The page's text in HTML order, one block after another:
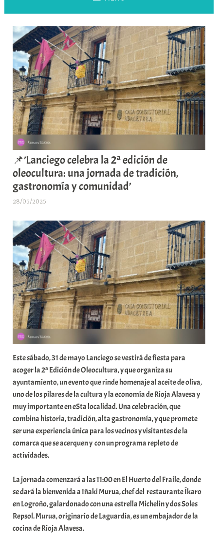
📌’Lanciego celebra la 2ª edición de
oleocultura: una jornada de tradición,
gastronomía y comunidad’
28/05/2025
a
b
a
r
r
i
o
K
o
m
u
n
i
t
a
a
Este sábado, 31 de mayo Lanciego se vestirá de fiesta para
acoger la 2ª Edición de Oleocultura, y que organiza su
ayuntamiento, un evento que rinde homenaje al aceite de oliva,
uno de los pilares de la cultura y la economía de Rioja Alavesa y
muy importante en eSta localidad. Una celebración, que
combina historia, tradición, alta gastronomía, y que promete
ser una experiencia única para los vecinos y visitantes de la
comarca que se acerquen y con un programa repleto de
actividades.
La jornada comenzará a las 11:00 en El Huerto del Fraile, donde
se dará la bienvenida a Iñaki Murua, chef del restaurante Íkaro
en Logroño, galardonado con una estrella Michelin y dos Soles
Repsol. Murua, originario de Laguardia, es un embajador de la
cocina de Rioja Alavesa.